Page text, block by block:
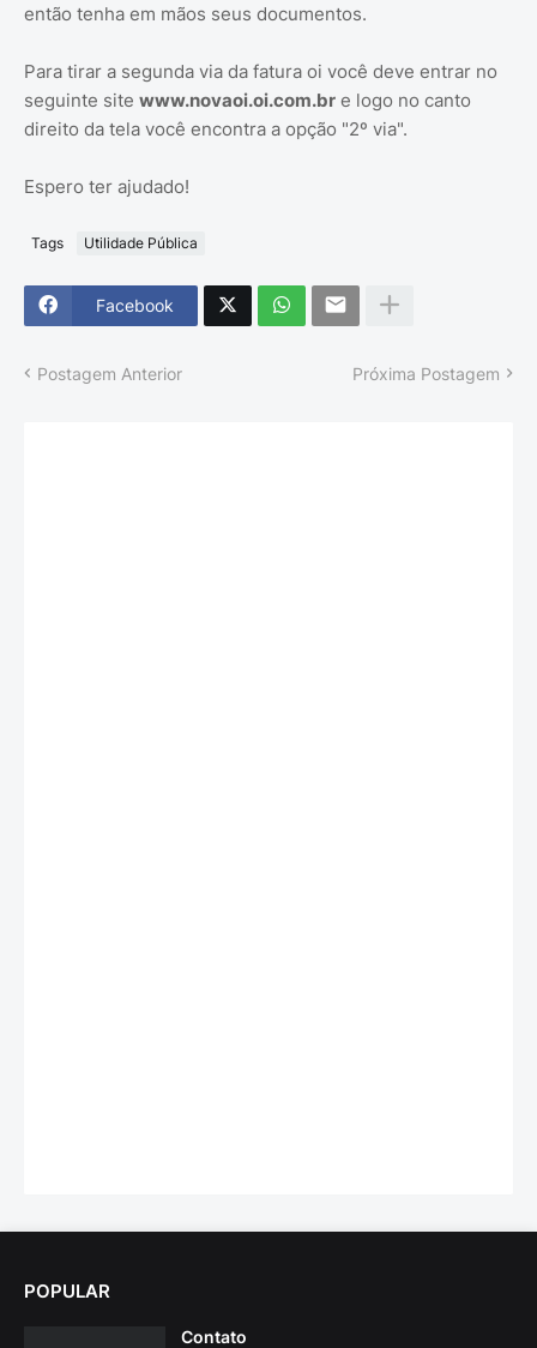
então tenha em mãos seus documentos.
Para tirar a segunda via da fatura oi você deve entrar no
seguinte site www.novaoi.oi.com.br e logo no canto
direito da tela você encontra a opção "2º via".
Espero ter ajudado!
Tags Utilidade Pública
Facebook
Postagem Anterior Próxima Postagem
POPULAR
Contato